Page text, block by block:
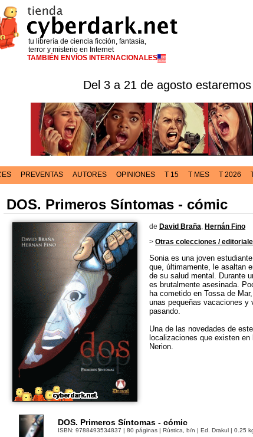
tu librería de ciencia ficción, fantasía,
terror y misterio en Internet
TAMBIÉN ENVÍOS INTERNACIONALES
Del 3 a 21 de agosto
PREVENTAS AUTORES OPINIONES T 15 T MES T 2026
DOS. Primeros Síntomas - cómic
de David Braña, Hernán Fino
> Otras colecciones /
Sonia es una joven
que, últimamente, le asaltan
de su salud mental. Durante
es brutalmente asesinada.
ha cometido en Tossa de
unas pequeñas vacaciones y
pasando.
Una de las novedades de
localizaciones que existen
Nerion.
DOS. Primeros Síntomas - cómic
ISBN: 9788493534837 | 80 páginas | Rústica, b/n | Ed. Drakul | 0.25